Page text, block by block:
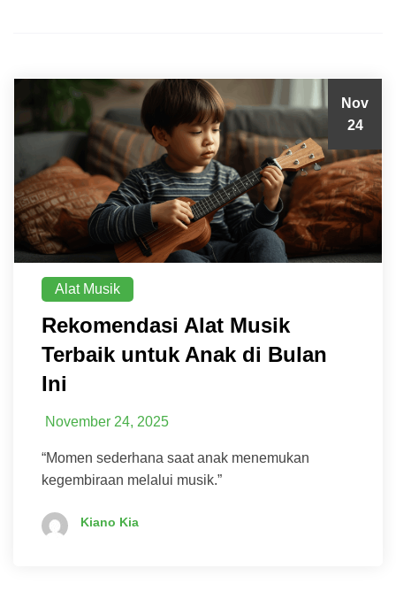
Nov
24
Alat Musik
Rekomendasi Alat Musik
Terbaik untuk Anak di Bulan
Ini
November 24, 2025
“Momen sederhana saat anak menemukan
kegembiraan melalui musik.”
Kiano Kia